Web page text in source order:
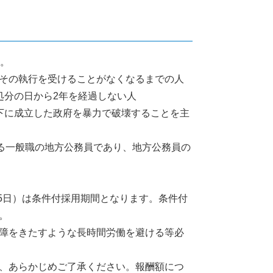
執行を受けることがなくなるまでの人
の日から2年を経過しない人
成立した政府を暴力で破壊することを主
般職の地方公務員であり、地方公務員の
）は条件付採用期間となります。条件付
をきたすような長時間労働を避ける等必
あらかじめご了承ください。報酬額につ